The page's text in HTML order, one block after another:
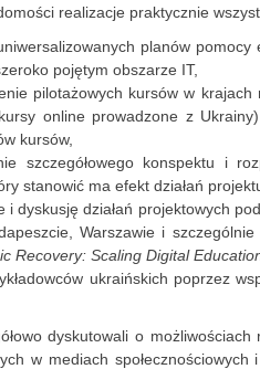
realizacje praktycznie
planów
pojętym obszarze IT,
pilotażowych kursów w
online prowadzone z
kursów,
szczegółowego konspektu i
stanowić ma efekt działań
i dyskusję działań projektowych
Warszawie i
Recovery: Scaling Digital
ukraińskich poprzez
dyskutowali o
w mediach